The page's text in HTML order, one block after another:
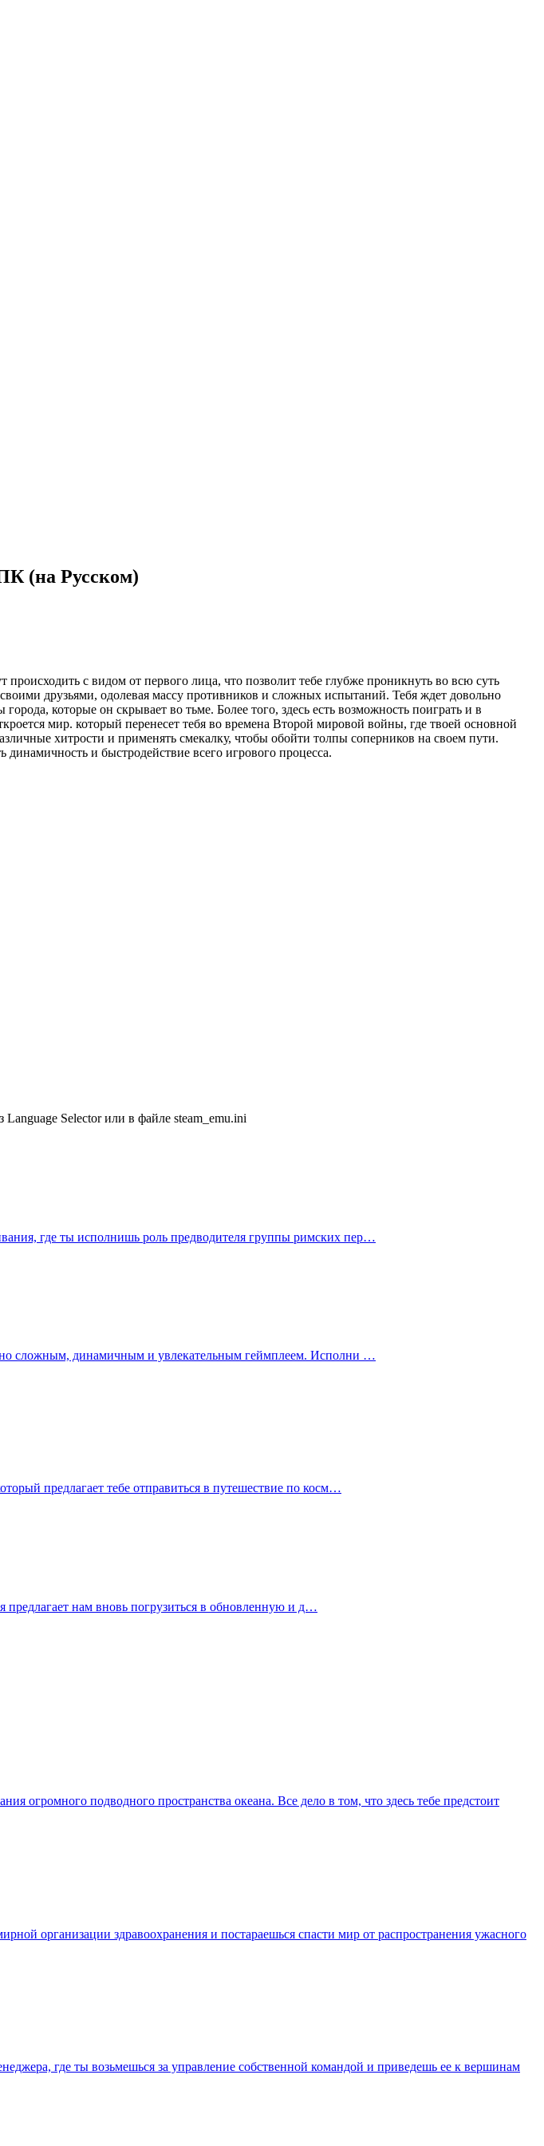
(на Русском)
с видом от первого лица, что позволит тебе глубже проникнуть во всю суть
друзьями, одолевая массу противников и сложных испытаний. Тебя ждет довольно
которые он скрывает во тьме. Более того, здесь есть возможность поиграть и в
мир. который перенесет тебя во времена Второй мировой войны, где твоей основной
хитрости и применять смекалку, чтобы обойти толпы соперников на своем пути.
и быстродействие всего игрового процесса.
Selector или в файле steam_emu.ini
где ты исполнишь роль предводителя группы римских пер…
сложным, динамичным и увлекательным геймплеем. Исполни …
предлагает тебе отправиться в путешествие по косм…
предлагает нам вновь погрузиться в обновленную и д…
огромного подводного пространства океана. Все дело в том, что здесь тебе предстоит
организации здравоохранения и постараешься спасти мир от распространения ужасного
где ты возьмешься за управление собственной командой и приведешь ее к вершинам